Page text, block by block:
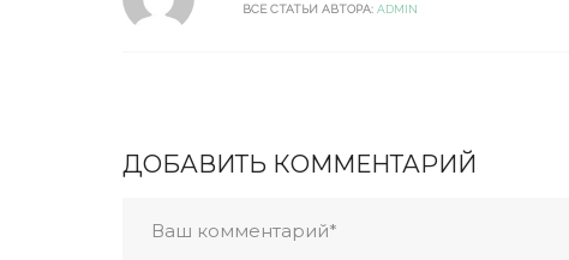
ВСЕ СТАТЬИ АВТОРА: ADMIN
ДОБАВИТЬ КОММЕНТАРИЙ